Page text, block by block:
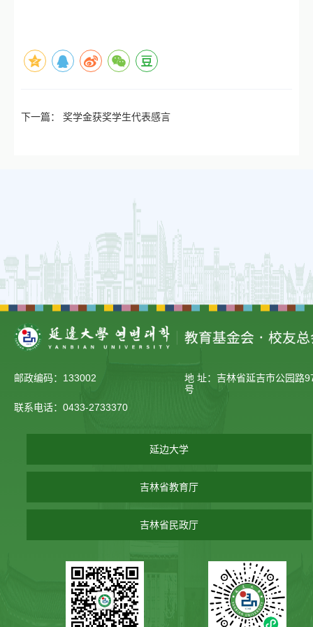
下一篇： 奖学金获奖学生代表感言
邮政编码：133002
地 址：吉林省延吉市公园路
号
联系电话：0433-2733370
延边大学
吉林省教育厅
吉林省民政厅